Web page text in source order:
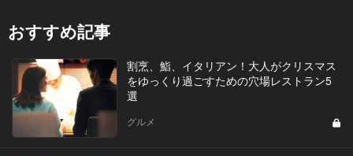
おすすめ記事
割烹、鮨、イタリアン！大人がクリスマス
をゆっくり過ごすための穴場レストラン5
選
グルメ